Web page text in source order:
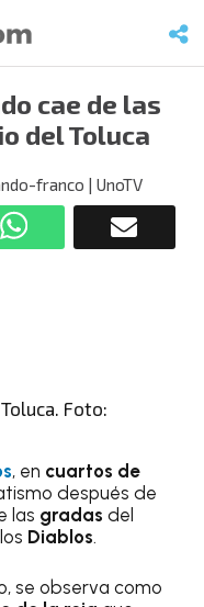
cae de las
del Toluca
franco | UnoTV
Foto:
, en cuartos de
después de
las gradas del
Diablos.
se observa como